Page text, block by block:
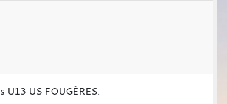
U13 US FOUGÈRES.